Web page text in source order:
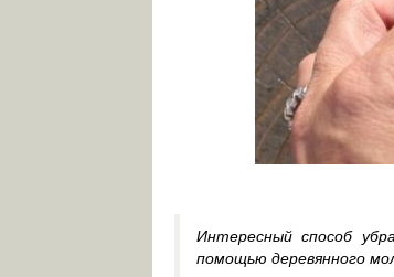
Интересный способ
помощью деревянного